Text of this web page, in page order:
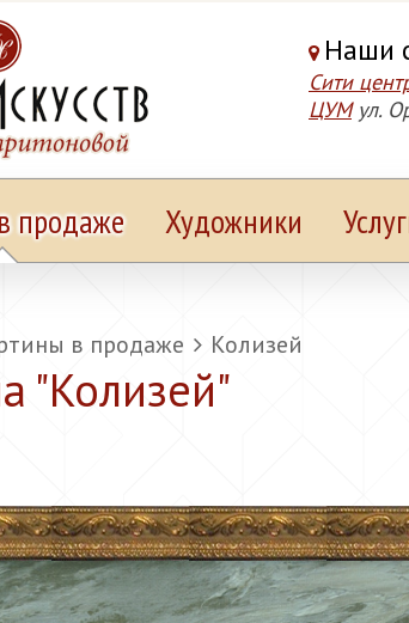
Наши
Сити
ЦУМ ул.
продаже Художники
в продаже Колизей
"Колизей"